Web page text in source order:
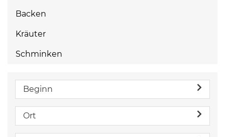
Backen
Kräuter
Schminken
Beginn
Ort